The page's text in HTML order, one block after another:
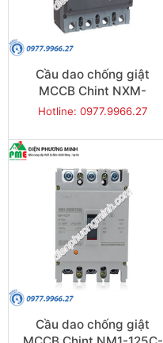
Cầu dao chống giật
MCCB Chint NXM-
1600S/4300-1600 50KA
Hotline: 0977.9966.27
Cầu dao chống giật